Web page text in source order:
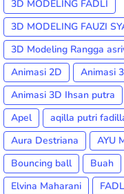
3D MODELING FADLI
3D MODELING FAUZI
3D Modeling Rangga
Animasi 2D
Animasi
Animasi 3D Ihsan putra
Apel
aqilla putri
Aura Destriana
AYU
Bouncing ball
Buah
Elvina Maharani